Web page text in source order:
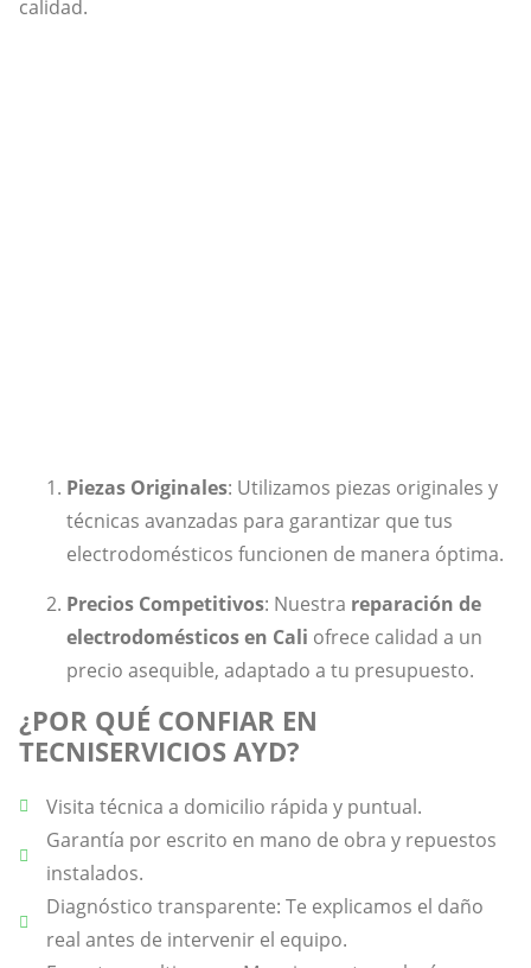
calidad.
Piezas Originales: Utilizamos piezas originales y
técnicas avanzadas para garantizar que tus
electrodomésticos funcionen de manera óptima.
Precios Competitivos: Nuestra reparación de
electrodomésticos en Cali ofrece calidad a un
precio asequible, adaptado a tu presupuesto.
¿POR QUÉ CONFIAR EN
TECNISERVICIOS AYD?
Visita técnica a domicilio rápida y puntual.
Garantía por escrito en mano de obra y repuestos
instalados.
Diagnóstico transparente: Te explicamos el daño
real antes de intervenir el equipo.